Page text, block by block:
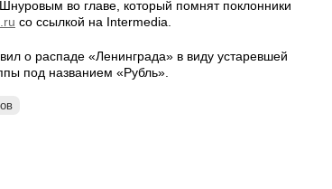
во главе, который помнят поклонники
со ссылкой на Intermedia.
о распаде «Ленинграда» в виду устаревшей
под названием «Рубль».